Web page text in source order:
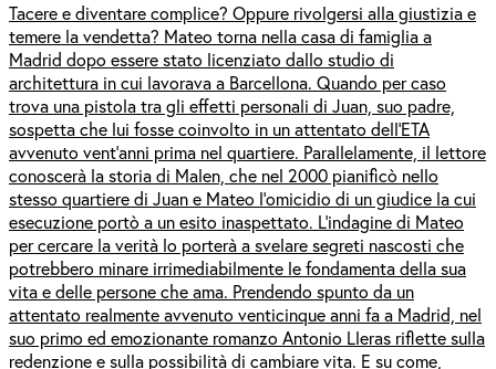
Tacere e diventare complice? Oppure rivolgersi alla giustizia e
temere la vendetta? Mateo torna nella casa di famiglia a
Madrid dopo essere stato licenziato dallo studio di
architettura in cui lavorava a Barcellona. Quando per caso
trova una pistola tra gli effetti personali di Juan, suo padre,
sospetta che lui fosse coinvolto in un attentato dell’ETA
avvenuto vent’anni prima nel quartiere. Parallelamente, il lettore
conoscerà la storia di Malen, che nel 2000 pianificò nello
stesso quartiere di Juan e Mateo l’omicidio di un giudice la cui
esecuzione portò a un esito inaspettato. L’indagine di Mateo
per cercare la verità lo porterà a svelare segreti nascosti che
potrebbero minare irrimediabilmente le fondamenta della sua
vita e delle persone che ama. Prendendo spunto da un
attentato realmente avvenuto venticinque anni fa a Madrid, nel
suo primo ed emozionante romanzo Antonio Lleras riflette sulla
redenzione e sulla possibilità di cambiare vita. E su come,